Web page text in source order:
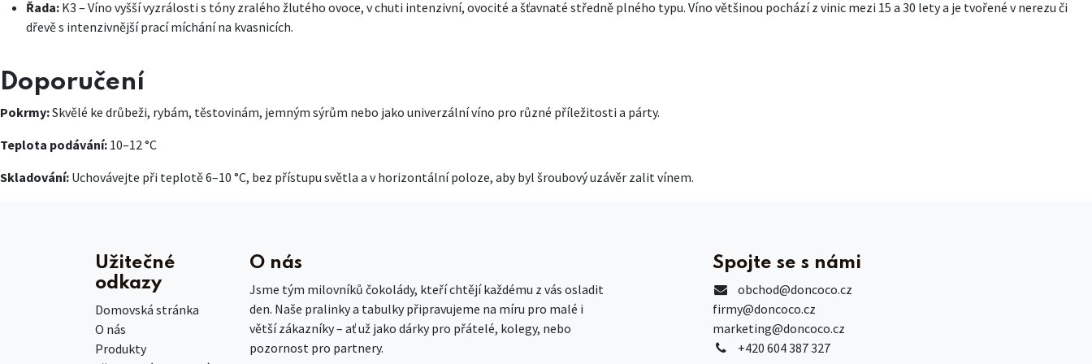
Řada: K3 – Víno vyšší vyzrálosti s tóny zralého žlutého ovoce, v chuti intenzivní, ovocité a šťavnaté středně plného typu. Víno většinou pochází z vinic mezi 15 a 30 lety a je tvořené v nerezu či
dřevě s intenzivnější prací míchání na kvasnicích.
Doporučení
Pokrmy:Skvělé ke drůbeži, rybám, těstovinám, jemným sýrům nebo jako univerzální víno pro různé příležitosti a párty.
Teplota podávání: 10–12 °C
Skladování: Uchovávejte při teplotě 6–10 °C, bez přístupu světla a v horizontální poloze, aby byl šroubový uzávěr zalit vínem.
Užitečné
odkazy
Domovská stránka
O nás
Produkty
O nás
Jsme tým milovníků čokolády, kteří chtějí každému z vás osladit
den. Naše pralinky a tabulky připravujeme na míru pro malé i
větší zákazníky – ať už jako dárky pro přátelé, kolegy, nebo
pozornost pro partnery.
Spojte se s námi
obchod@doncoco.cz
firmy@doncoco.cz
marketing@doncoco.cz
+420 604 387 327